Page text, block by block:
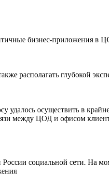
бизнес-приложения в
располагать глубокой
удалось осуществить в
между ЦОД и офисом
социальной сети. На